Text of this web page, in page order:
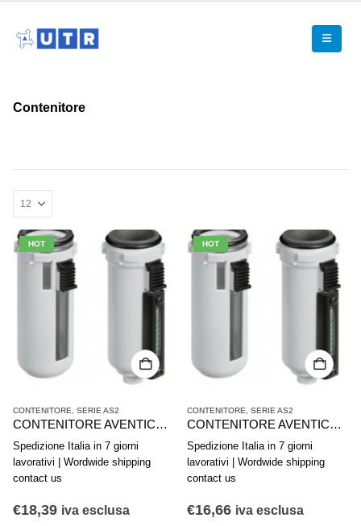
Contenitore
HOT
CONTENITORE SERIE AS2
CONTENITORE AVENTICS SERIE AS2-CLS CLP CLC R412006338
Spedizione Italia in 7 giorni
lavorativi | Wordwide shipping
contact us
€18,39 iva esclusa
HOT
CONTENITORE SERIE AS2
CONTENITORE AVENTICS SERIE AS2-CBS R412006352
Spedizione Italia in 7 giorni
lavorativi | Wordwide shipping
contact us
€16,66 iva esclusa